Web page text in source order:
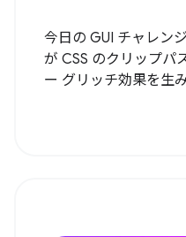
今日の GUI チャレン
が CSS のクリップパ
ー グリッチ効果を生